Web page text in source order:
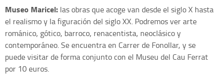
Museo Maricel: las obras que acoge van desde el siglo X hasta
el realismo y la figuración del siglo XX. Podremos ver arte
románico, gótico, barroco, renacentista, neoclásico y
contemporáneo. Se encuentra en Carrer de Fonollar, y se
puede visitar de forma conjunto con el Museu del Cau Ferrat
por 10 euros.